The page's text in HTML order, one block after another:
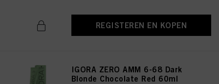
REGISTEREN EN KOPEN
IGORA ZERO AMM 6-68 Dark
Blonde Chocolate Red 60ml